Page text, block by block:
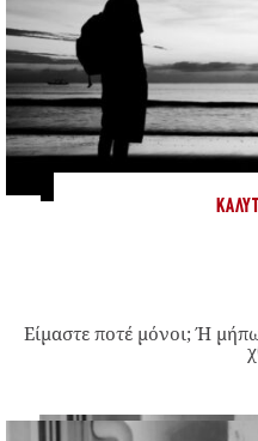
Είμαστε ποτέ μόνοι; Ή